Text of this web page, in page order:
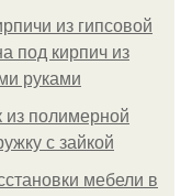
из гипсовой
под кирпич из
руками
из полимерной
с зайкой
мебели в